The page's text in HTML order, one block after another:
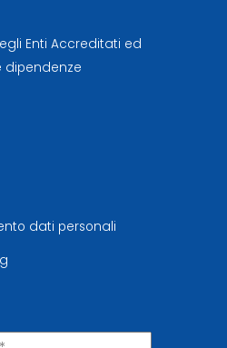
Enti Accreditati ed
dipendenze
dati personali